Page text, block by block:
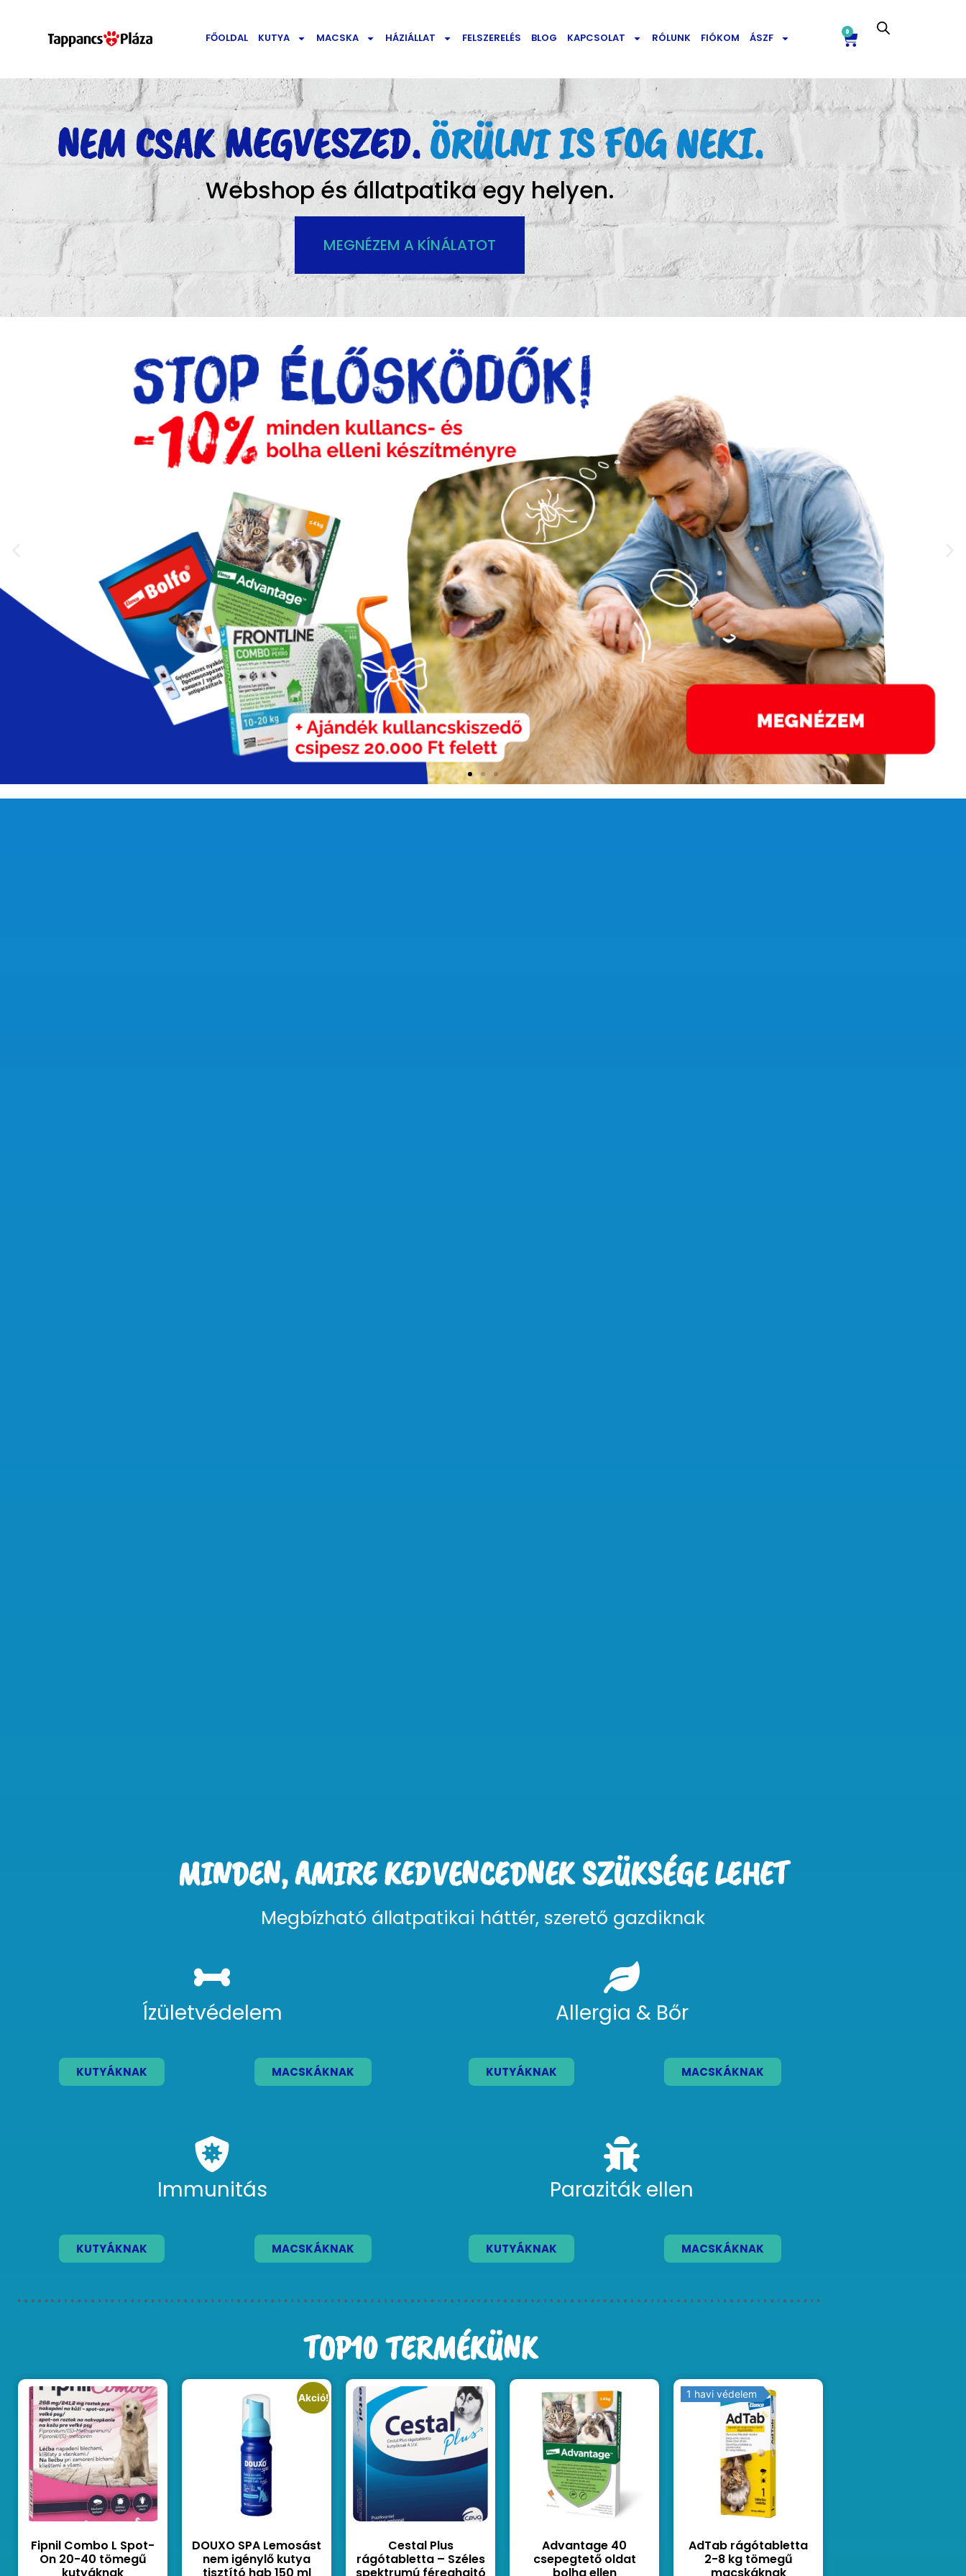
FŐOLDAL KUTYA MACSKA HÁZIÁLLAT FELSZERELÉS BLOG KAPCSOLAT RÓLUNK FIÓKOM ÁSZF 0
NEM CSAK MEGVESZED.ÖRÜLNI IS FOG NEKI.
Webshop és állatpatika egy helyen.
MEGNÉZEM A KÍNÁLATOT
MINDEN, AMIRE KEDVENCEDNEK SZÜKSÉGE LEHET
Megbízható állatpatikai háttér, szerető gazdiknak
Ízületvédelem
KUTYÁKNAK MACSKÁKNAK
Allergia & Bőr
KUTYÁKNAK MACSKÁKNAK
Immunitás
KUTYÁKNAK MACSKÁKNAK
Paraziták ellen
KUTYÁKNAK MACSKÁKNAK
TOP10 TERMÉKÜNK
Fipnil Combo L Spot-
On 20-40 tömegű
Akció!
DOUXO SPA Lemosást
nem igénylő kutya
Cestal Plus
rágótabletta – Széles
Advantage 40
csepegtető oldat
1 havi védelem
AdTab rágótabletta
2-8 kg tömegű